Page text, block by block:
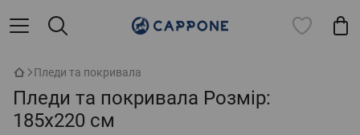
Пледи та покривала
Пледи та покривала Розмір:
185x220 см